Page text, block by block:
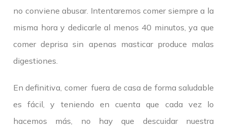
no conviene abusar. Intentaremos comer siempre a la
misma hora y dedicarle al menos 40 minutos, ya que
comer deprisa sin apenas masticar produce malas
digestiones.
En definitiva, comer fuera de casa de forma saludable
es fácil, y teniendo en cuenta que cada vez lo
hacemos más, no hay que descuidar nuestra